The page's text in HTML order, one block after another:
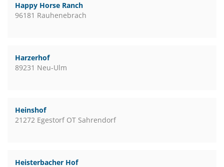
Happy Horse Ranch
96181 Rauhenebrach
Harzerhof
89231 Neu-Ulm
Heinshof
21272 Egestorf OT Sahrendorf
Heisterbacher Hof